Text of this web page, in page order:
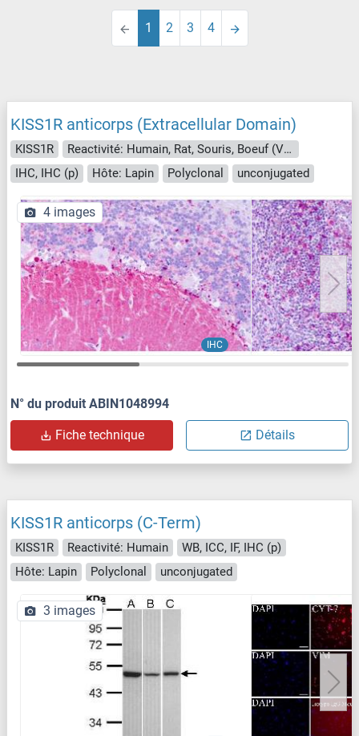
1 2 3 4
KISS1R anticorps (Extracellular Domain)
KISS1R
Reactivité: Humain, Rat, Souris, Boeuf (Vache), Porc, Roussette (Chauve-souris), Chien, Hamster, Singe
IHC, IHC (p)
Hôte: Lapin Polyclonal unconjugated
IHC
4 images
N° du produit ABIN1048994
Fiche technique Détails
KISS1R anticorps (C-Term)
KISS1R Reactivité: Humain
WB, ICC, IF, IHC (p)
Hôte: Lapin
Polyclonal unconjugated
3 images